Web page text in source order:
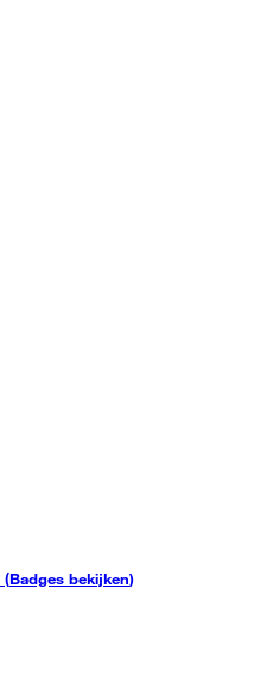
(Badges bekijken)